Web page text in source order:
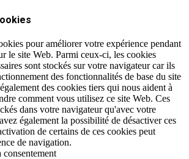
pour améliorer votre expérience pendant
le site Web. Parmi ceux-ci, les cookies
sont stockés sur votre navigateur car ils
des fonctionnalités de base du site
des cookies tiers qui nous aident à
comment vous utilisez ce site Web. Ces
dans votre navigateur qu'avec votre
également la possibilité de désactiver ces
de certains de ces cookies peut
de navigation.